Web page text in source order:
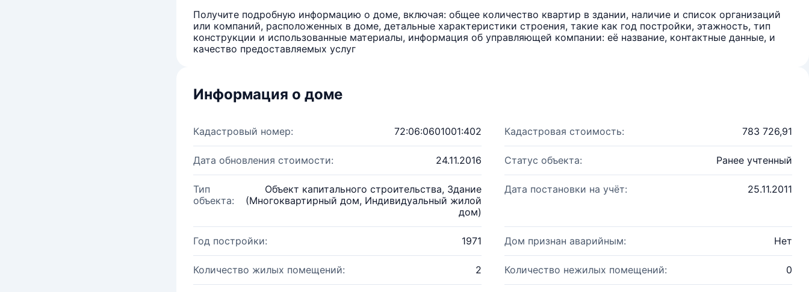
Получите подробную информацию о доме, включая: общее количество квартир в здании, наличие и список организаций
или компаний, расположенных в доме, детальные характеристики строения, такие как год постройки, этажность, тип
конструкции и использованные материалы, информация об управляющей компании: её название, контактные данные, и
качество предоставляемых услуг
Информация о доме
Кадастровый номер: 72:06:0601001:402 Кадастровая стоимость: 783 726,91
Дата обновления стоимости: 24.11.2016 Статус объекта: Ранее учтенный
Тип
объекта:
Объект капитального строительства, Здание
(Многоквартирный дом, Индивидуальный жилой
дом)
Дата постановки на учёт: 25.11.2011
Год постройки: 1971 Дом признан аварийным: Нет
Количество жилых помещений: 2 Количество нежилых помещений: 0